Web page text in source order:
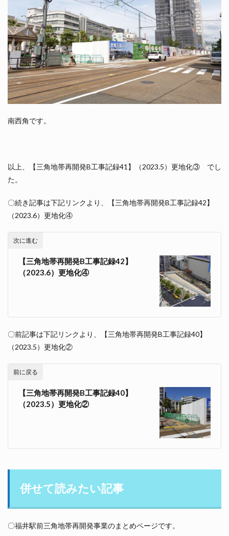
南西角です。
以上、【三角地帯再開発B工事記録41】（2023.5）更地化③ でし
た。
〇続き記事は下記リンクより、【三角地帯再開発B工事記録42】
（2023.6）更地化④
次に進む
【三角地帯再開発B工事記録42】
（2023.6）更地化④
〇前記事は下記リンクより、【三角地帯再開発B工事記録40】
（2023.5）更地化②
前に戻る
【三角地帯再開発B工事記録40】
（2023.5）更地化②
併せて読みたい記事
〇福井駅前三角地帯再開発事業のまとめページです。